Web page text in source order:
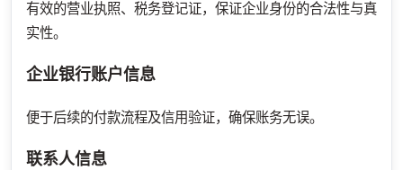
有效的营业执照、税务登记证，保证企业身份的合法性与真
实性。
企业银行账户信息
便于后续的付款流程及信用验证，确保账务无误。
联系人信息